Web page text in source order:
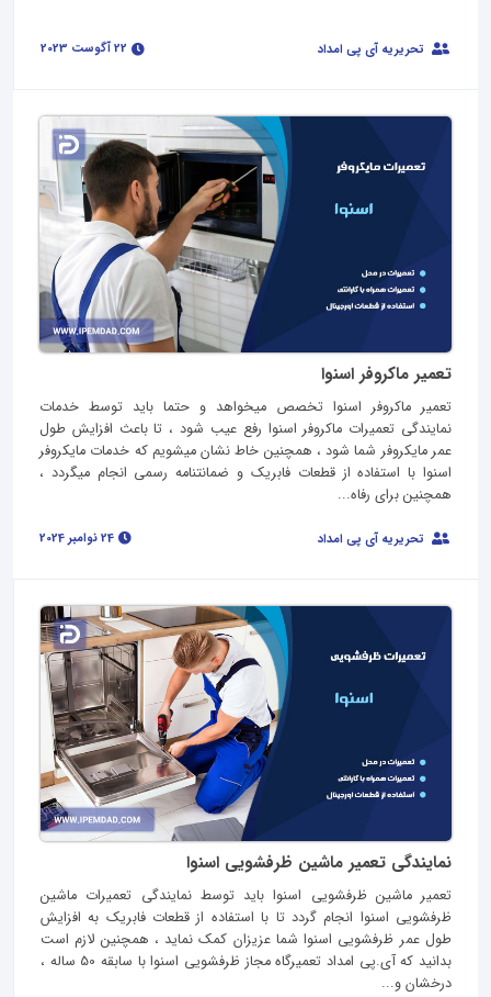
تحریریه آی پی امداد
تعمیر ماکروفر اسنوا
تعمیر ماکروفر اسنوا تخصص میخواهد و حتما باید توسط خدمات
نمایندگی تعمیرات ماکروفر اسنوا رفع عیب شود ، تا باعث افزایش طول
عمر مایکروفر شما شود ، همچنین خاط نشان میشویم که خدمات مایکروفر
اسنوا با استفاده از قطعات فابریک و ضمانتنامه رسمی انجام میگردد ،
همچنین برای رفاه...
تحریریه آی پی امداد
نمایندگی تعمیر ماشین ظرفشویی اسنوا
تعمیر ماشین ظرفشویی اسنوا باید توسط نمایندگی تعمیرات ماشین
ظرفشویی اسنوا انجام گردد تا با استفاده از قطعات فابریک به افزایش
طول عمر ظرفشویی اسنوا شما عزیزان کمک نماید ، همچنین لازم است
بدانید که آی.پی امداد تعمیرگاه مجاز ظرفشویی اسنوا با سابقه 50 ساله ،
درخشان و...